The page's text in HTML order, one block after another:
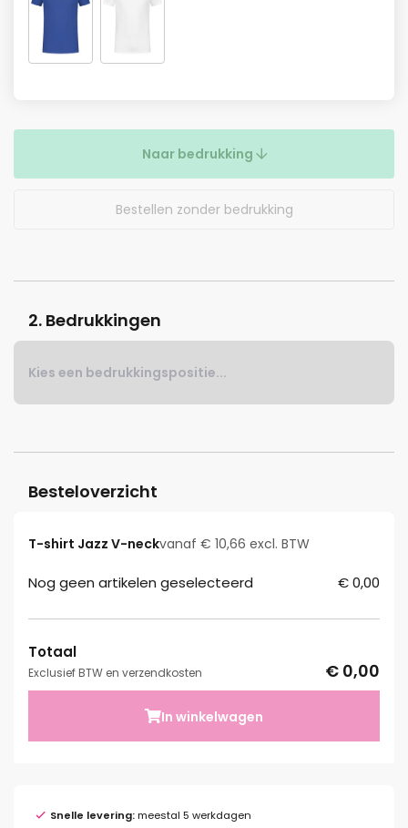
Naar bedrukking
Bestellen zonder bedrukking
2. Bedrukkingen
Kies een bedrukkingspositie...
Besteloverzicht
T-shirt Jazz V-neckvanaf € 10,66 excl. BTW
Nog geen artikelen geselecteerd € 0,00
Totaal
Exclusief BTW en verzendkosten € 0,00
In winkelwagen
Snelle levering:meestal 5 werkdagen